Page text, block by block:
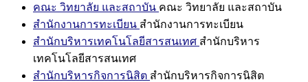
คณะ วิทยาลัย และสถาบัน คณะ วิทยาลัย และสถาบัน
สำนักงานการทะเบียน สำนักงานการทะเบียน
สำนักบริหารเทคโนโลยีสารสนเทศ สำนักบริหาร
เทคโนโลยีสารสนเทศ
สำนักบริหารกิจการนิสิต สำนักบริหารกิจการนิสิต